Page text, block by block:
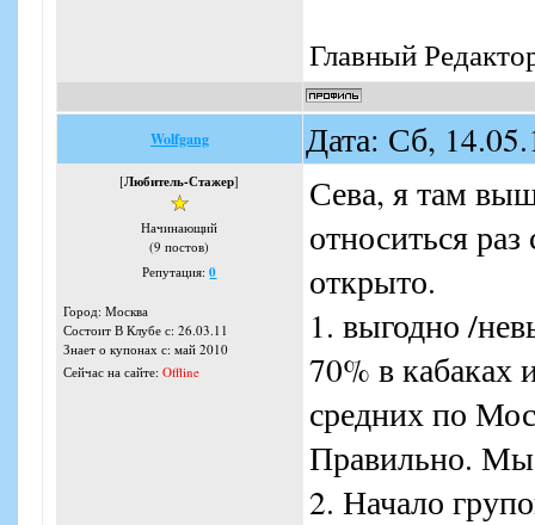
Главный
Wolfgang Дата: Сб,
[Любитель-Стажер]
Начинающий
(9 постов)
Репутация:0
Город: Москва
Состоит В Клубе с: 26.03.11
Знает о купонах с: май 2010
Сейчас на сайте: Offline
Сева, я там
относиться
открыто.
1. выгодно /
70% в кабаках
средних по
Правильно. Мы
2. Начало